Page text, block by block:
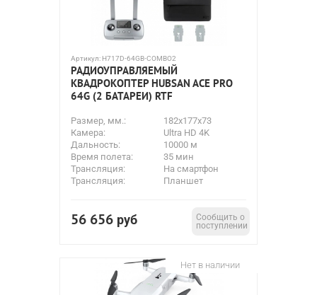
Артикул: H717D-64GB-COMBO2
РАДИОУПРАВЛЯЕМЫЙ
КВАДРОКОПТЕР HUBSAN ACE PRO
64G (2 БАТАРЕИ) RTF
Размер, мм.:
182x177x73
Камера:
Ultra HD 4K
Дальность:
10000 м
Время полета:
35 мин
Трансляция:
На смартфон
Трансляция:
Планшет
56 656 руб
Сообщить о
поступлении
Нет в наличии